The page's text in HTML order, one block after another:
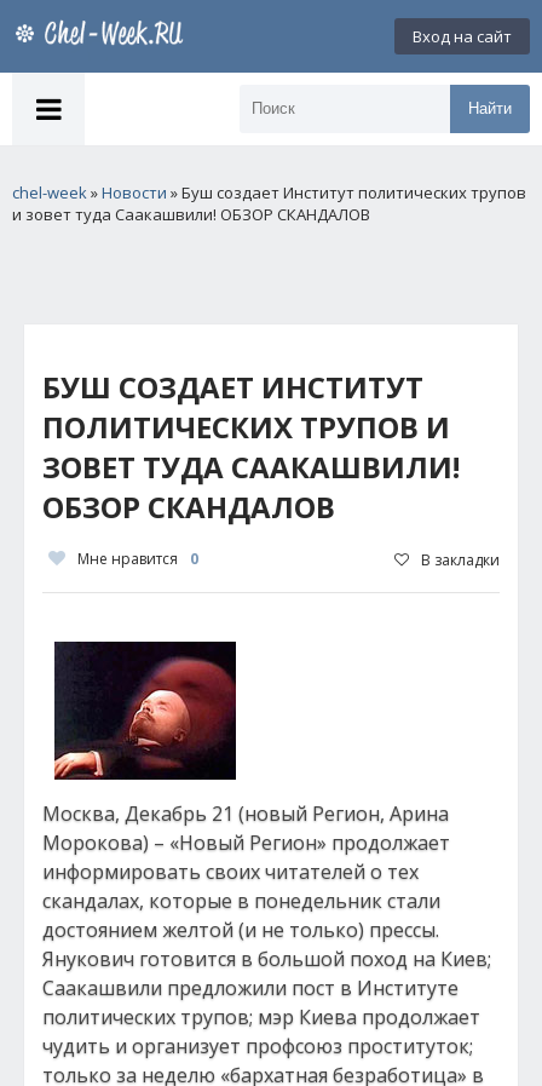
Вход на сайт
Найти
chel-week»Новости » Буш создает Институт политических трупов
и зовет туда Саакашвили! ОБЗОР СКАНДАЛОВ
БУШ СОЗДАЕТ ИНСТИТУТ
ПОЛИТИЧЕСКИХ ТРУПОВ И
ЗОВЕТ ТУДА СААКАШВИЛИ!
ОБЗОР СКАНДАЛОВ
Мне нравится 0 В закладки
Москва, Декабрь 21 (новый Регион, Арина
Морокова) – «Новый Регион» продолжает
информировать своих читателей о тех
скандалах, которые в понедельник стали
достоянием желтой (и не только) прессы.
Янукович готовится в большой поход на Киев;
Саакашвили предложили пост в Институте
политических трупов; мэр Киева продолжает
чудить и организует профсоюз проституток;
только за неделю «бархатная безработица» в